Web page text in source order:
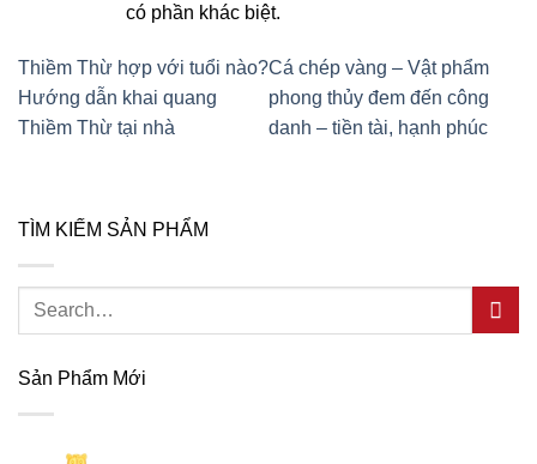
có phần khác biệt.
Thiềm Thừ hợp với tuổi nào?
Hướng dẫn khai quang
Thiềm Thừ tại nhà
Cá chép vàng – Vật phẩm
phong thủy đem đến công
danh – tiền tài, hạnh phúc
TÌM KIẾM SẢN PHẨM
Search
Sản Phẩm Mới